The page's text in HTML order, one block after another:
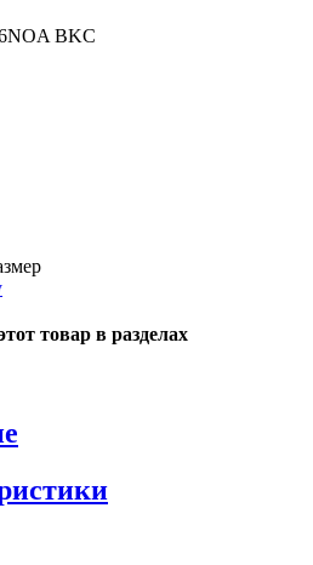
BKC
товар в разделах